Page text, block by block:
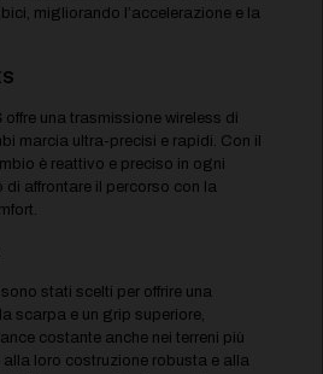
migliorando l’accelerazione e la
offre una trasmissione wireless di
marcia ultra-precisi e rapidi. Con il
è reattivo e preciso in ogni
di affrontare il percorso con la
sono stati scelti per offrire una
scarpa e un grip superiore,
costante anche nei terreni più
loro costruzione robusta e alla